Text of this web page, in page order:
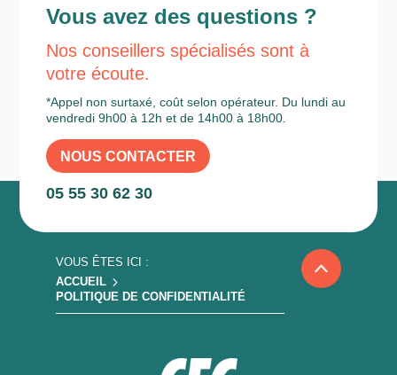
Vous avez des questions ?
Nos conseillers spécialisés sont à
votre écoute.
*Appel non surtaxé, coût selon opérateur. Du lundi au
vendredi 9h00 à 12h et de 14h00 à 18h00.
NOUS CONTACTER
05 55 30 62 30
ACCUEIL5
POLITIQUE DE CONFIDENTIALITÉ